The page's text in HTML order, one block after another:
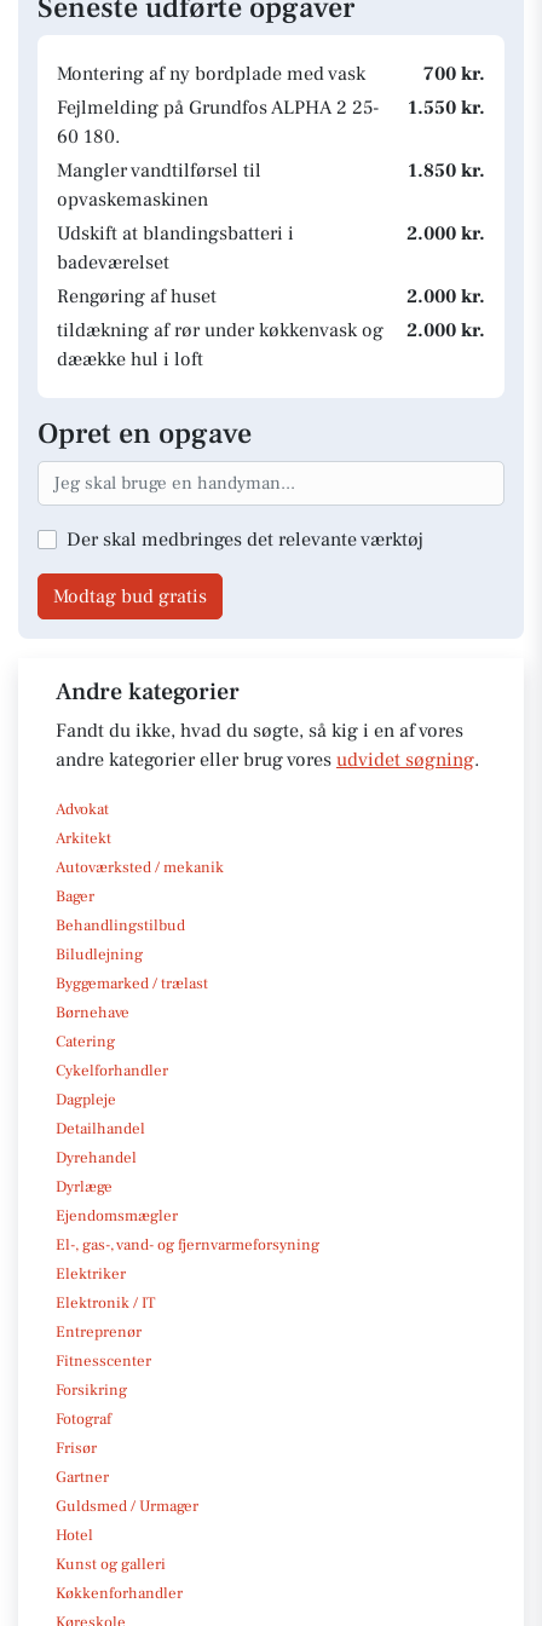
Seneste udførte opgaver
Montering af ny bordplade med vask
700 kr.
Fejlmelding på Grundfos ALPHA 2 25-
60 180.
1.550 kr.
Mangler vandtilførsel til
opvaskemaskinen
1.850 kr.
Udskift at blandingsbatteri i
badeværelset
2.000 kr.
Rengøring af huset
2.000 kr.
tildækning af rør under køkkenvask og
dæække hul i loft
2.000 kr.
Opret en opgave
Der skal medbringes det relevante værktøj
Modtag bud gratis
Andre kategorier
Fandt du ikke, hvad du søgte, så kig i en af vores
andre kategorier eller brug vores udvidet søgning.
Advokat
Arkitekt
Autoværksted / mekanik
Bager
Behandlingstilbud
Biludlejning
Byggemarked / trælast
Børnehave
Catering
Cykelforhandler
Dagpleje
Detailhandel
Dyrehandel
Dyrlæge
Ejendomsmægler
El-, gas-, vand- og fjernvarmeforsyning
Elektriker
Elektronik / IT
Entreprenør
Fitnesscenter
Forsikring
Fotograf
Frisør
Gartner
Guldsmed / Urmager
Hotel
Kunst og galleri
Køkkenforhandler
Køreskole